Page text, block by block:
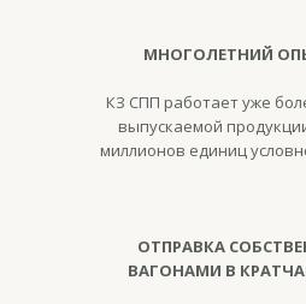
МНОГОЛЕТНИЙ
КЗ СПП работает уже
выпускаемой
миллионов единиц
ОТПРАВКА
ВАГОНАМИ В